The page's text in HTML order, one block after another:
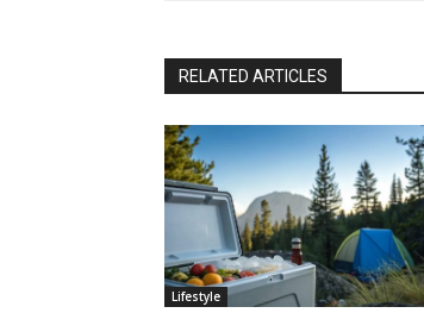
RELATED ARTICLES
Lifestyle